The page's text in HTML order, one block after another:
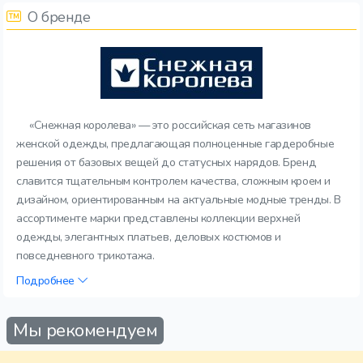
О бренде
«Снежная королева» — это российская сеть магазинов
женской одежды, предлагающая полноценные гардеробные
решения от базовых вещей до статусных нарядов. Бренд
славится тщательным контролем качества, сложным кроем и
дизайном, ориентированным на актуальные модные тренды. В
ассортименте марки представлены коллекции верхней
одежды, элегантных платьев, деловых костюмов и
повседневного трикотажа.
Подробнее
Мы рекомендуем